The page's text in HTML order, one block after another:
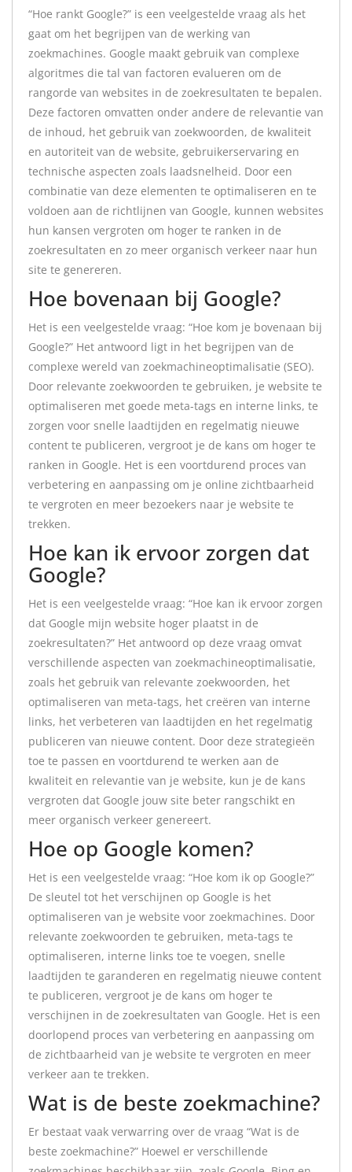
“Hoe rankt Google?” is een veelgestelde vraag als het
gaat om het begrijpen van de werking van
zoekmachines. Google maakt gebruik van complexe
algoritmes die tal van factoren evalueren om de
rangorde van websites in de zoekresultaten te bepalen.
Deze factoren omvatten onder andere de relevantie van
de inhoud, het gebruik van zoekwoorden, de kwaliteit
en autoriteit van de website, gebruikerservaring en
technische aspecten zoals laadsnelheid. Door een
combinatie van deze elementen te optimaliseren en te
voldoen aan de richtlijnen van Google, kunnen websites
hun kansen vergroten om hoger te ranken in de
zoekresultaten en zo meer organisch verkeer naar hun
site te genereren.
Hoe bovenaan bij Google?
Het is een veelgestelde vraag: “Hoe kom je bovenaan bij
Google?” Het antwoord ligt in het begrijpen van de
complexe wereld van zoekmachineoptimalisatie (SEO).
Door relevante zoekwoorden te gebruiken, je website te
optimaliseren met goede meta-tags en interne links, te
zorgen voor snelle laadtijden en regelmatig nieuwe
content te publiceren, vergroot je de kans om hoger te
ranken in Google. Het is een voortdurend proces van
verbetering en aanpassing om je online zichtbaarheid
te vergroten en meer bezoekers naar je website te
trekken.
Hoe kan ik ervoor zorgen dat
Google?
Het is een veelgestelde vraag: “Hoe kan ik ervoor zorgen
dat Google mijn website hoger plaatst in de
zoekresultaten?” Het antwoord op deze vraag omvat
verschillende aspecten van zoekmachineoptimalisatie,
zoals het gebruik van relevante zoekwoorden, het
optimaliseren van meta-tags, het creëren van interne
links, het verbeteren van laadtijden en het regelmatig
publiceren van nieuwe content. Door deze strategieën
toe te passen en voortdurend te werken aan de
kwaliteit en relevantie van je website, kun je de kans
vergroten dat Google jouw site beter rangschikt en
meer organisch verkeer genereert.
Hoe op Google komen?
Het is een veelgestelde vraag: “Hoe kom ik op Google?”
De sleutel tot het verschijnen op Google is het
optimaliseren van je website voor zoekmachines. Door
relevante zoekwoorden te gebruiken, meta-tags te
optimaliseren, interne links toe te voegen, snelle
laadtijden te garanderen en regelmatig nieuwe content
te publiceren, vergroot je de kans om hoger te
verschijnen in de zoekresultaten van Google. Het is een
doorlopend proces van verbetering en aanpassing om
de zichtbaarheid van je website te vergroten en meer
verkeer aan te trekken.
Wat is de beste zoekmachine?
Er bestaat vaak verwarring over de vraag “Wat is de
beste zoekmachine?” Hoewel er verschillende